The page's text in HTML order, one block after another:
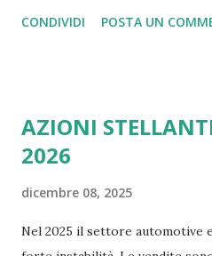
alimentando l’idea che
chiedono: gli orologi di lusso
interessante oppure la “bolla”
pandemia si è verificato un
Effetto sul mercato Liquidità
CONDIVIDI POSTA UN
AZIONI
2026
dicembre 08, 2025
Nel 2025 il settore automotive